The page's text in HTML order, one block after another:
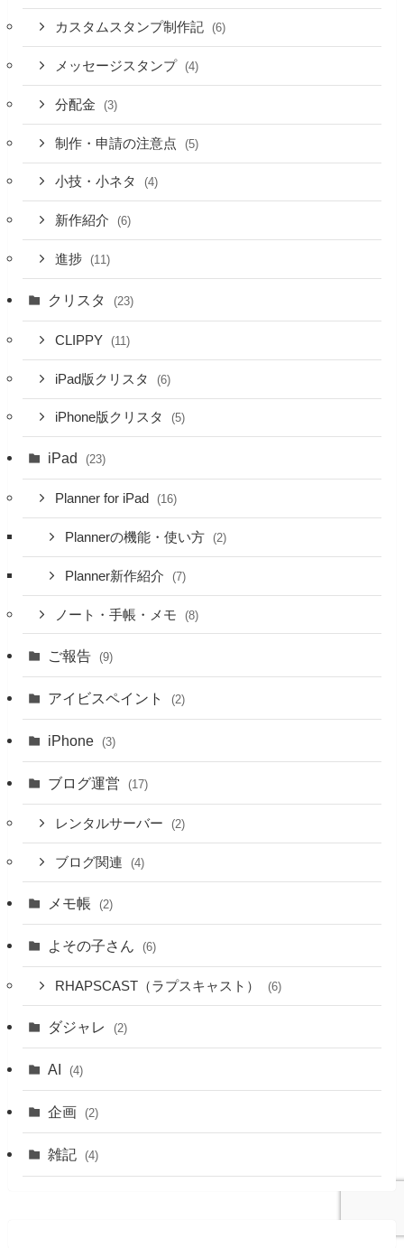
カスタムスタンプ制作記 (6)
メッセージスタンプ (4)
分配金 (3)
制作・申請の注意点 (5)
小技・小ネタ (4)
新作紹介 (6)
進捗 (11)
クリスタ (23)
CLIPPY (11)
iPad版クリスタ (6)
iPhone版クリスタ (5)
iPad (23)
Planner for iPad (16)
Plannerの機能・使い方 (2)
Planner新作紹介 (7)
ノート・手帳・メモ (8)
ご報告 (9)
アイビスペイント (2)
iPhone (3)
ブログ運営 (17)
レンタルサーバー (2)
ブログ関連 (4)
メモ帳 (2)
よその子さん (6)
RHAPSCAST（ラプスキャスト） (6)
ダジャレ (2)
AI (4)
企画 (2)
雑記 (4)